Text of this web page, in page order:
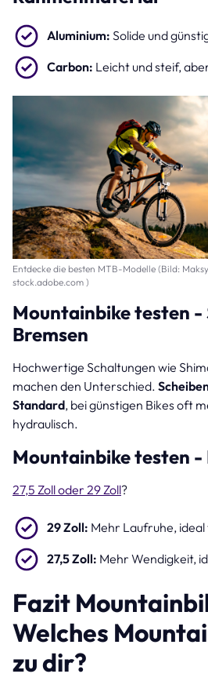
Aluminium: Solide und
Carbon: Leicht und steif,
Entdecke die besten MTB-Modelle (Bild:
stock.adobe.com )
Mountainbike testen -
Bremsen
Hochwertige Schaltungen wie
machen den Unterschied.
Standard, bei günstigen Bikes oft
hydraulisch.
Mountainbike testen
27,5 Zoll oder 29 Zoll?
29 Zoll: Mehr Laufruhe,
27,5 Zoll: Mehr Wendigkeit,
Fazit
Welches
zu dir?